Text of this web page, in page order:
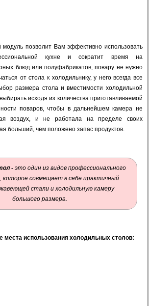
модуль позволит Вам эффективно использовать
кухне и сократит время на
блюд или полуфабрикатов, повару не нужно
от стола к холодильнику, у него всегда все
размера стола и вместимости холодильной
исходя из количества приготавливаемой
поваров, чтобы в дальнейшем камера не
воздух, и не работала на пределе своих
больший, чем положено запас продуктов.
- это один из видов профессионального
которое совмещает в себе практичный
стали и холодильную камеру
большого размера.
места использования холодильных столов: